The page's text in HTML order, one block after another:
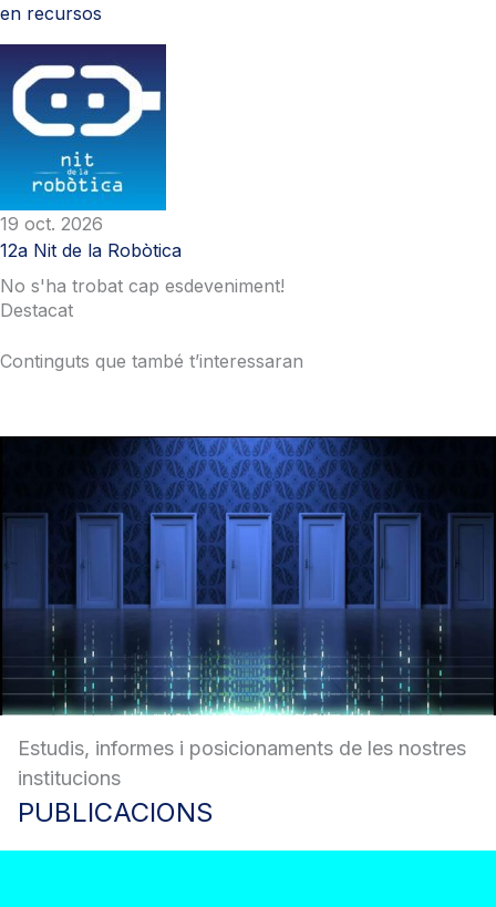
en recursos
19 oct. 2026
12a Nit de la Robòtica
No s'ha trobat cap esdeveniment!
Destacat
Continguts que també t’interessaran
Estudis, informes i posicionaments de les nostres
institucions
PUBLICACIONS